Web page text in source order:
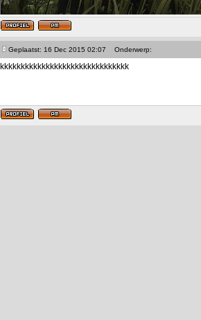
Geplaatst: 16 Dec 2015 02:07 Onderwerp:
kkkkkkkkkkkkkkkkkkkkkkkkkkkkkkk